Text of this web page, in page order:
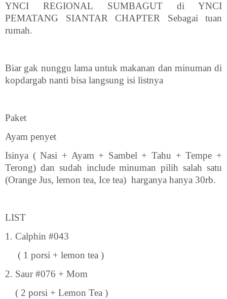
YNCI REGIONAL SUMBAGUT di YNCI
PEMATANG SIANTAR CHAPTER Sebagai tuan
rumah.
Biar gak nunggu lama untuk makanan dan minuman di
kopdargab nanti bisa langsung isi listnya
Paket
Ayam penyet
Isinya ( Nasi + Ayam + Sambel + Tahu + Tempe +
Terong) dan sudah include minuman pilih salah satu
(Orange Jus, lemon tea, Ice tea) harganya hanya 30rb.
LIST
1. Calphin #043
( 1 porsi + lemon tea )
2. Saur #076 + Mom
( 2 porsi + Lemon Tea )